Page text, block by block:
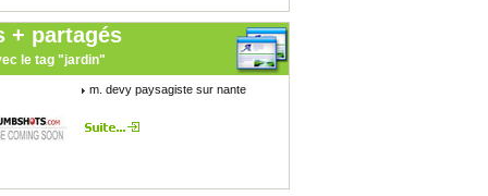
+ partagés
le tag "jardin"
m. devy paysagiste sur nante